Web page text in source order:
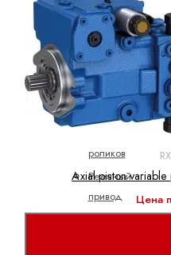
Миниатюрные
системы
шариковых
направляющих
Направляющие
роликов
Реечный
привод
для
Axial piston
Цена